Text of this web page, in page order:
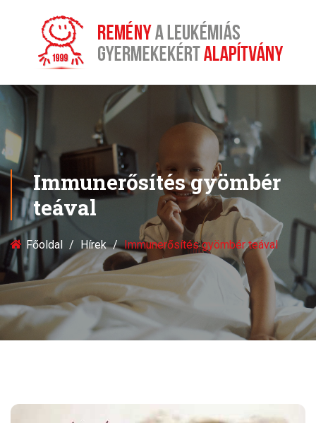
Immunerősítés gyömbér
teával
Főoldal Hírek Immunerősítés gyömbér teával